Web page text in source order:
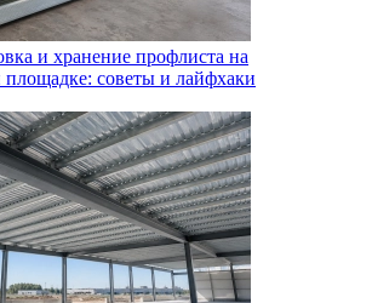
и хранение профлиста на
площадке: советы и лайфхаки